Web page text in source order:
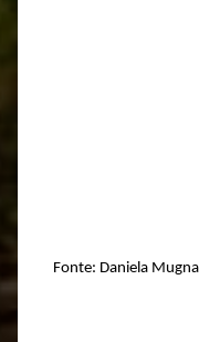
Fonte: Daniela